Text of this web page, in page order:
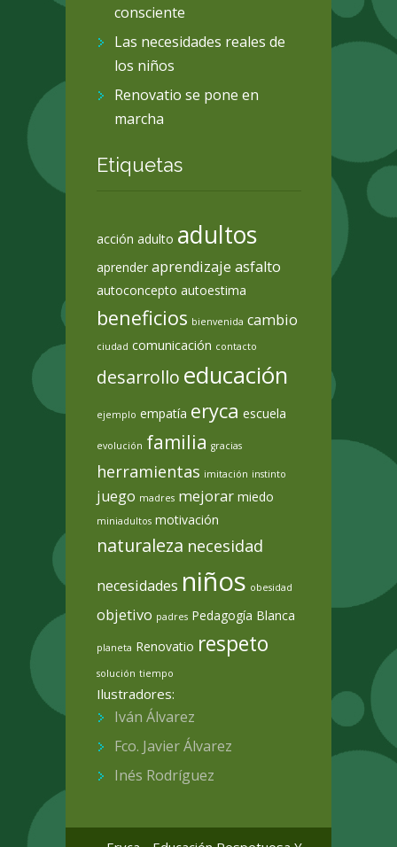
consciente
Las necesidades reales de
los niños
Renovatio se pone en
marcha
Etiquetas
acción adulto adultos
aprender aprendizaje asfalto
autoconcepto autoestima
beneficios bienvenida cambio
ciudad comunicación contacto
desarrollo educación
ejemplo empatía eryca escuela
evolución familia gracias
herramientas imitación instinto
juego madres mejorar miedo
miniadultos motivación
naturaleza necesidad
necesidades niños obesidad
objetivo padres Pedagogía Blanca
planeta Renovatio respeto
solución tiempo
Ilustradores:
Iván Álvarez
Fco. Javier Álvarez
Inés Rodríguez